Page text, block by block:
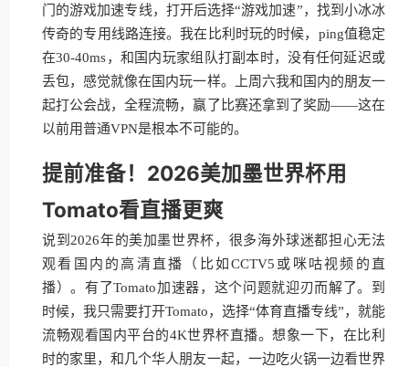
门的游戏加速专线，打开后选择“游戏加速”，找到小冰冰
传奇的专用线路连接。我在比利时玩的时候，ping值稳定
在30-40ms，和国内玩家组队打副本时，没有任何延迟或
丢包，感觉就像在国内玩一样。上周六我和国内的朋友一
起打公会战，全程流畅，赢了比赛还拿到了奖励——这在
以前用普通VPN是根本不可能的。
提前准备！2026美加墨世界杯用
Tomato看直播更爽
说到2026年的美加墨世界杯，很多海外球迷都担心无法
观看国内的高清直播（比如CCTV5或咪咕视频的直
播）。有了Tomato加速器，这个问题就迎刃而解了。到
时候，我只需要打开Tomato，选择“体育直播专线”，就能
流畅观看国内平台的4K世界杯直播。想象一下，在比利
时的家里，和几个华人朋友一起，一边吃火锅一边看世界